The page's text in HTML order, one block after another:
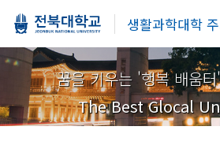
생활과학대학
꿈을 키우는 '행복 배움
The Best Glocal